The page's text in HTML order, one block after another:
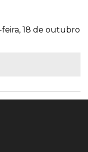
18 de outubro